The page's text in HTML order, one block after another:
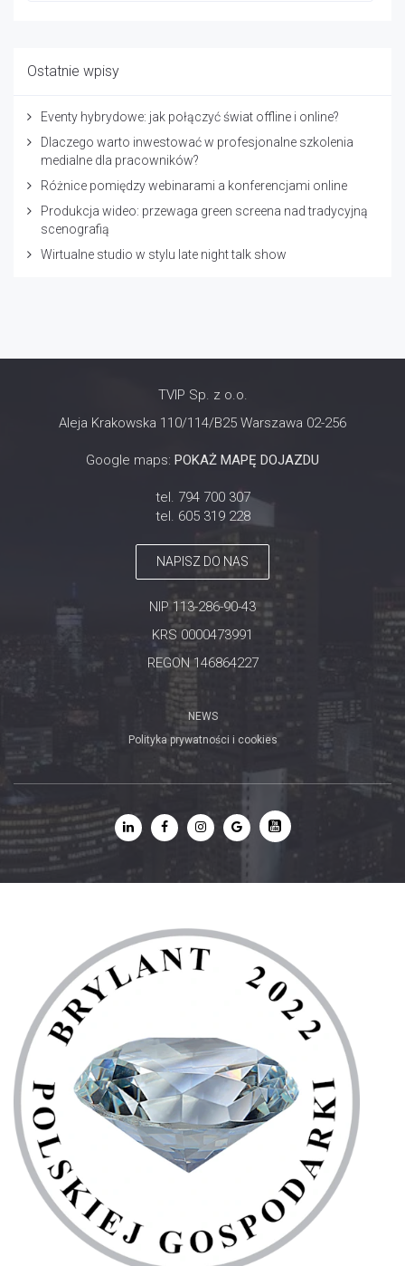
Ostatnie wpisy
Eventy hybrydowe: jak połączyć świat offline i online?
Dlaczego warto inwestować w profesjonalne szkolenia
medialne dla pracowników?
Różnice pomiędzy webinarami a konferencjami online
Produkcja wideo: przewaga green screena nad tradycyjną
scenografią
Wirtualne studio w stylu late night talk show
TVIP Sp. z o.o.
Aleja Krakowska 110/114/B25 Warszawa 02-256
Google maps: POKAŻ MAPĘ DOJAZDU
tel. 794 700 307
tel. 605 319 228
NAPISZ DO NAS
NIP 113-286-90-43
KRS 0000473991
REGON 146864227
NEWS
Polityka prywatności i cookies